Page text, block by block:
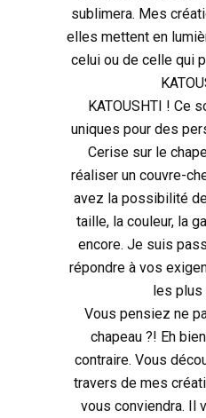
sublimera. Mes
elles mettent en
celui ou de celle qui
KATOUSHTI ! Ce
uniques pour des
Cerise sur le
réaliser un couvre-
avez la possibilité
taille, la couleur, la
encore. Je suis
répondre à vos
les
Vous pensiez ne
chapeau ?! Eh
contraire. Vous
travers de mes
vous conviendra. Il